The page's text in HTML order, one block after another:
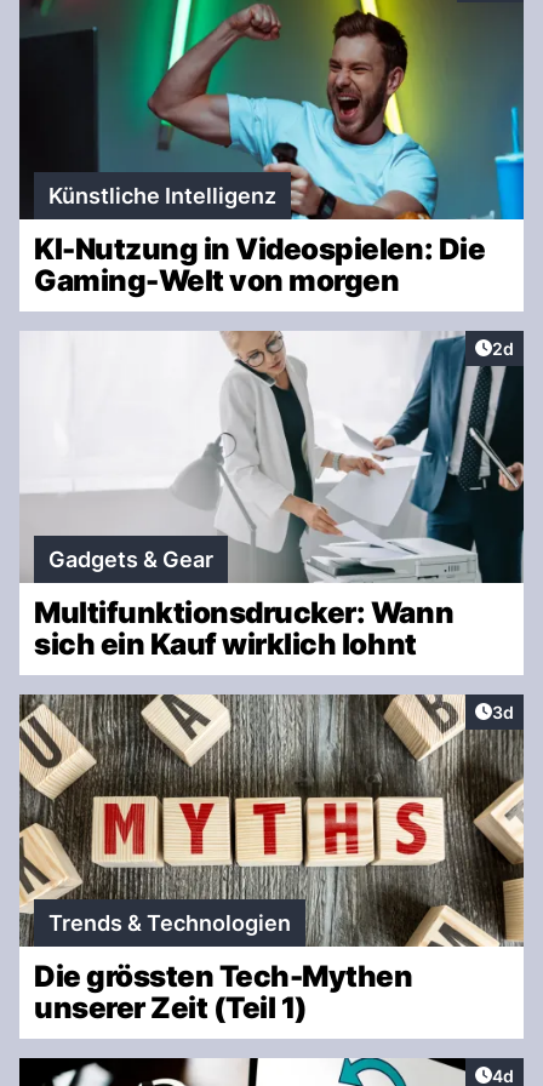
Künstliche Intelligenz
KI-Nutzung in Videospielen: Die
Gaming-Welt von morgen
2d
Gadgets & Gear
Multifunktionsdrucker: Wann
sich ein Kauf wirklich lohnt
3d
Trends & Technologien
Die grössten Tech-Mythen
unserer Zeit (Teil 1)
4d